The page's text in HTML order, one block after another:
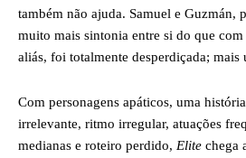
também não ajuda. Samuel e Guzmán,
muito mais sintonia entre si do que
aliás, foi totalmente desperdiçada; mais
Com personagens apáticos, uma
irrelevante, ritmo irregular, atuações
medianas e roteiro perdido, Elite chega